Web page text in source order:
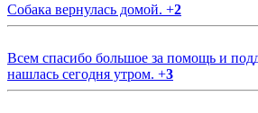
Собака вернулась домой. +2
Всем спасибо большое за помощь и
нашлась сегодня утром. +3